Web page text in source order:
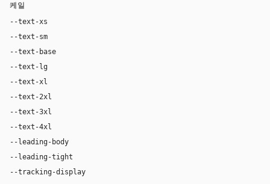
케일
--text-xs
--text-sm
--text-base
--text-lg
--text-xl
--text-2xl
--text-3xl
--text-4xl
--leading-body
--leading-tight
--tracking-display